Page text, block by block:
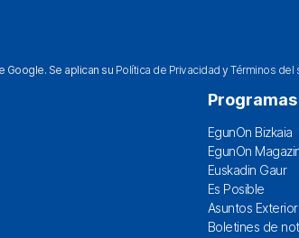
Google. Se aplican su Política de Privacidad yTérminos del
Programas
EgunOn Bizkaia
EgunOn
Euskadin Gaur
Es Posible
Asuntos
Boletines de